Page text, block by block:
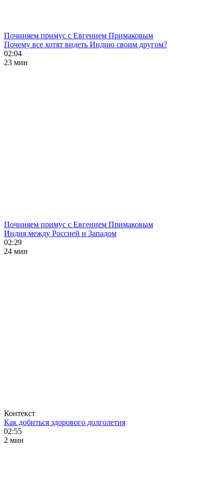
Починяем примус с Евгением Примаковым
Почему все хотят видеть Индию своим другом?
02:04
23 мин
Починяем примус с Евгением Примаковым
Индия между Россией и Западом
02:29
24 мин
Контекст
Как добиться здорового долголетия
02:55
2 мин